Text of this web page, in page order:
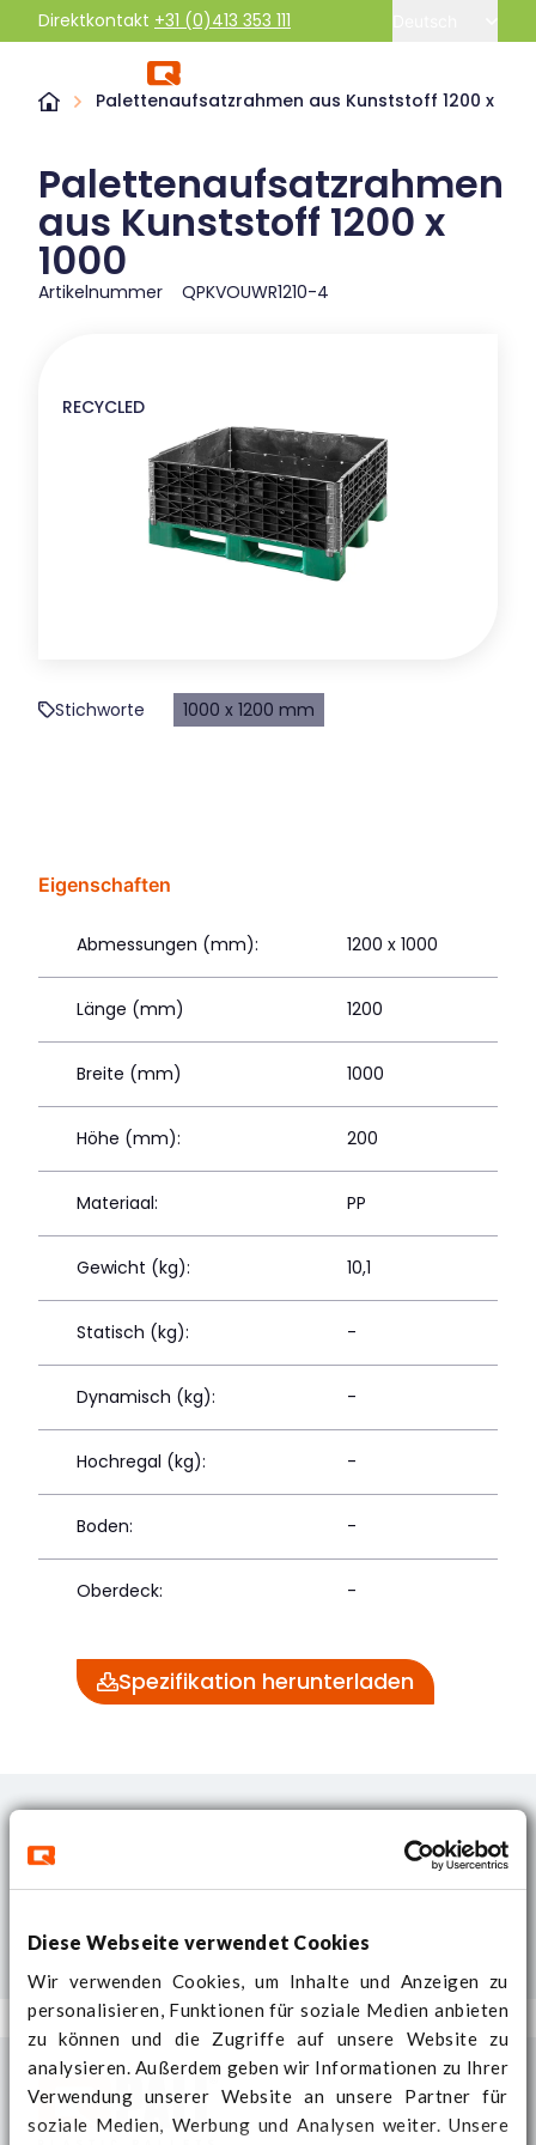
Diese Webseite verwendet Cookies
Wir verwenden Cookies, um Inhalte und Anzeigen zu
personalisieren, Funktionen für soziale Medien anbieten
zu können und die Zugriffe auf unsere Website zu
analysieren. Außerdem geben wir Informationen zu Ihrer
Verwendung unserer Website an unsere Partner für
soziale Medien, Werbung und Analysen weiter. Unsere
Direktkontakt +31 (0)413 353 111
Palettenaufsatzrahmen aus Kunststoff 1200 x 1000
Palettenaufsatzrahmen
aus Kunststoff 1200 x
1000
Artikelnummer QPKVOUWR1210-4
RECYCLED
Stichworte 1000 x 1200 mm
Eigenschaften
Abmessungen (mm): 1200 x 1000
Länge (mm) 1200
Breite (mm) 1000
Höhe (mm): 200
Materiaal: PP
Gewicht (kg): 10,1
Statisch (kg): -
Dynamisch (kg): -
Hochregal (kg): -
Boden: -
Oberdeck: -
Spezifikation herunterladen